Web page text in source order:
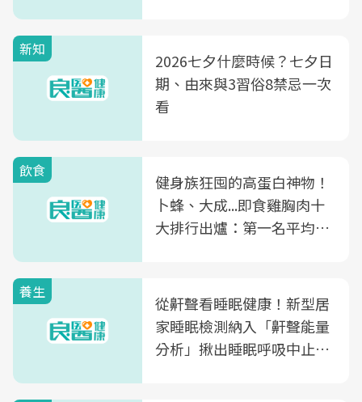
新知
2026七夕什麼時候？七夕日
期、由來與3習俗8禁忌一次
看
飲食
健身族狂囤的高蛋白神物！
卜蜂、大成...即食雞胸肉十
大排行出爐：第一名平均一
養生
從鼾聲看睡眠健康！新型居
家睡眠檢測納入「鼾聲能量
分析」揪出睡眠呼吸中止症